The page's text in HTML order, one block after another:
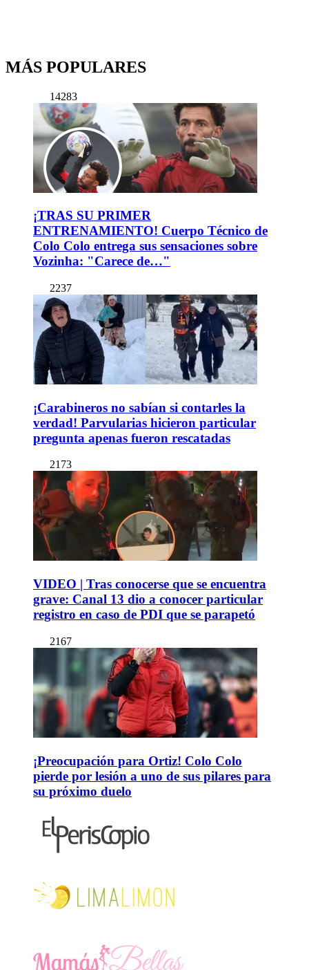
MÁS POPULARES
14283
¡TRAS SU PRIMER
ENTRENAMIENTO! Cuerpo Técnico de
Colo Colo entrega sus sensaciones sobre
Vozinha: "Carece de…"
2237
¡Carabineros no sabían si contarles la
verdad! Parvularias hicieron particular
pregunta apenas fueron rescatadas
2173
VIDEO | Tras conocerse que se encuentra
grave: Canal 13 dio a conocer particular
registro en caso de PDI que se parapetó
2167
¡Preocupación para Ortiz! Colo Colo
pierde por lesión a uno de sus pilares para
su próximo duelo